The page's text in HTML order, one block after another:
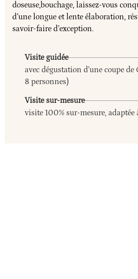
doseuse,bouchage, laissez-vous
d’une longue et lente élaboration,
savoir-faire d’exception.
Visite guidée
avec dégustation d’une coupe
8 personnes)
Visite sur-mesure
visite 100% sur-mesure, adaptée